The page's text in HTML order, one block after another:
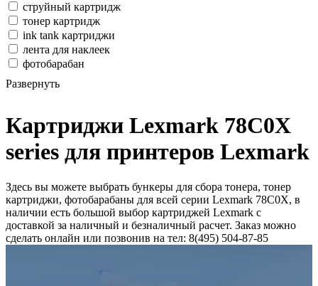
струйный картридж
тонер картридж
ink tank картриджи
лента для наклеек
фотобарабан
Развернуть
Картриджи Lexmark 78C0X
series для принтеров Lexmark
Здесь вы можете выбрать бункеры для сбора тонера, тонер
картриджи, фотобарабаны для всей серии Lexmark 78C0X, в
наличии есть большой выбор картриджей Lexmark с
доставкой за наличный и безналичный расчет. Заказ можно
сделать онлайн или позвонив на тел: 8(495) 504-87-85